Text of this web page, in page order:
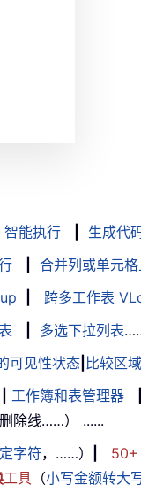
智能执行 生成代
合并列或单元
跨多工作表
多选下拉列表
可见性状态 比较区
工作簿和表管理器
除线……） ......
字符，……） 50+
工具 （小写金额转大